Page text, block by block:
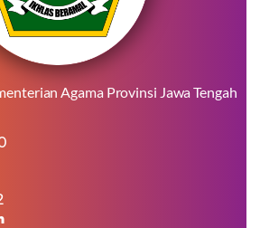
Agama Provinsi Jawa Tengah